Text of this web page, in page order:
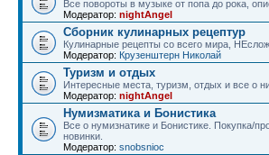
Все повороты в музыке от попа до рока,
Модератор: nightAngel
Сборник кулинарных рецептур
Кулинарные рецепты со всего мира,
Модератор: Крузенштерн Николай
Туризм и отдых
Интересные места, туризм, отдых и все о
Модератор: nightAngel
Нумизматика и Бонистика
Все о нумизнатике и Бонистике. Покупка/
новинки.
Модератор: snobsnioc